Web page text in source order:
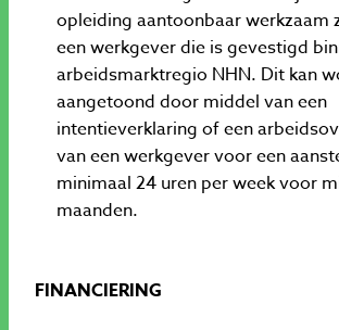
opleiding aantoonbaar werkzaam
een werkgever die is gevestigd
arbeidsmarktregio NHN. Dit kan
aangetoond door middel van een
intentieverklaring of een
van een werkgever voor een
minimaal 24 uren per week voor
maanden.
FINANCIERING